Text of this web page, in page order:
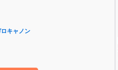
キャノン